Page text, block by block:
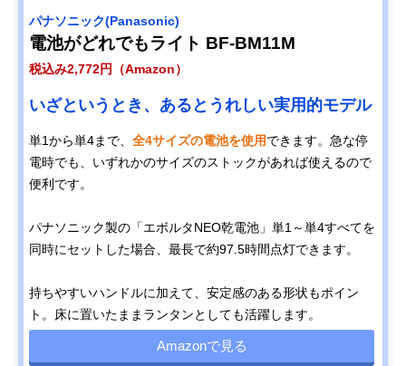
‎パナソニック(Panasonic)
電池がどれでもライト BF-BM11M
税込み2,772円（Amazon）
いざというとき、あるとうれしい実用的モデル
単1から単4まで、 全4サイズの電池を使用できます。急な停
電時でも、いずれかのサイズのストックがあれば使えるので
便利です。
パナソニック製の「エボルタNEO乾電池」単1～単4すべてを
同時にセットした場合、最長で約97.5時間点灯できます。
持ちやすいハンドルに加えて、安定感のある形状もポイン
ト。床に置いたままランタンとしても活躍します。
Amazonで見る